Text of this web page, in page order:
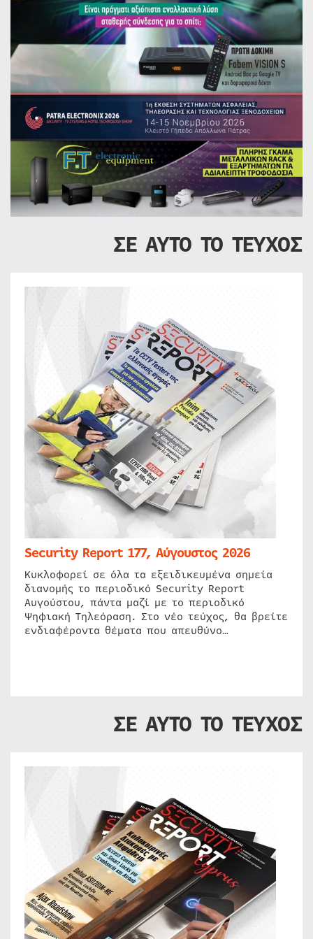
ΣΕ ΑΥΤΟ ΤΟ ΤΕΥΧΟΣ
Security Report 177, Αύγουστος 2026
Κυκλοφορεί σε όλα τα εξειδικευμένα σημεία
διανομής το περιοδικό Security Report
Αυγούστου, πάντα μαζί με το περιοδικό
Ψηφιακή Τηλεόραση. Στο νέο τεύχος, θα βρείτε
ενδιαφέροντα θέματα που απευθύνο…
ΣΕ ΑΥΤΟ ΤΟ ΤΕΥΧΟΣ